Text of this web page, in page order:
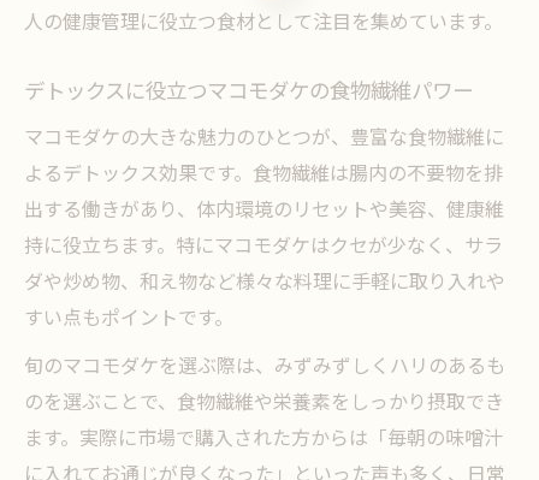
人の健康管理に役立つ食材として注目を集めています。
デトックスに役立つマコモダケの食物繊維パワー
マコモダケの大きな魅力のひとつが、豊富な食物繊維に
よるデトックス効果です。食物繊維は腸内の不要物を排
出する働きがあり、体内環境のリセットや美容、健康維
持に役立ちます。特にマコモダケはクセが少なく、サラ
ダや炒め物、和え物など様々な料理に手軽に取り入れや
すい点もポイントです。
旬のマコモダケを選ぶ際は、みずみずしくハリのあるも
のを選ぶことで、食物繊維や栄養素をしっかり摂取でき
ます。実際に市場で購入された方からは「毎朝の味噌汁
に入れてお通じが良くなった」といった声も多く、日常